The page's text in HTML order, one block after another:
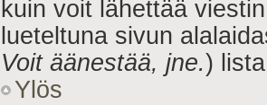
kuin voit lähettää
lueteltuna sivun
Voit äänestää, jne.)
Ylös